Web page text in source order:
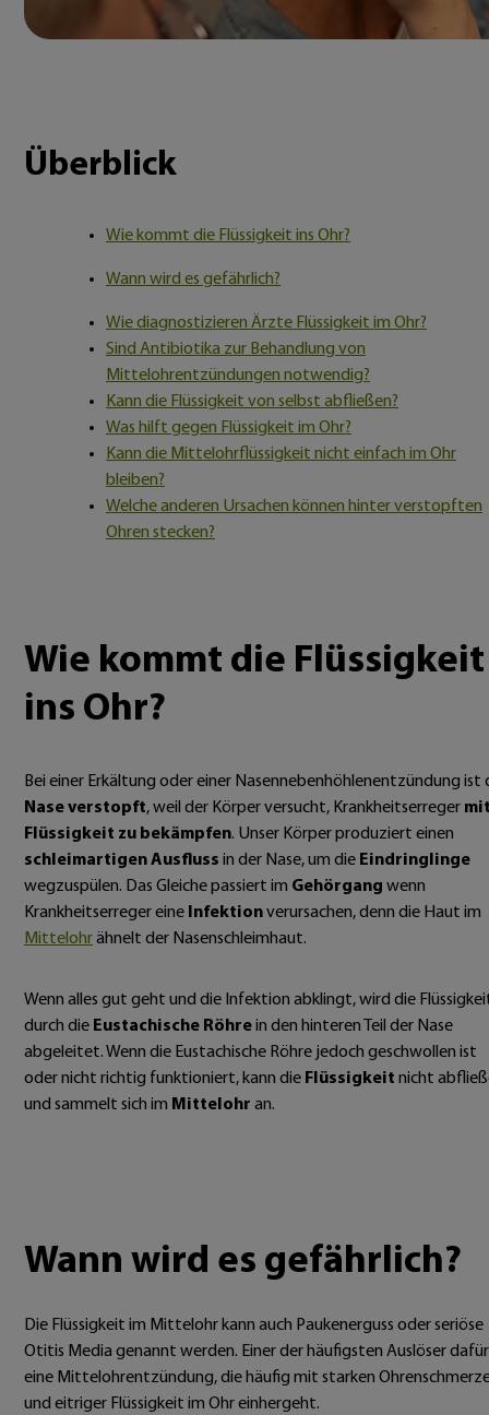
Überblick
Wie kommt die Flüssigkeit ins Ohr?
Wann wird es gefährlich?
Wie diagnostizieren Ärzte Flüssigkeit im Ohr?
Sind Antibiotika zur Behandlung von
Mittelohrentzündungen notwendig?
Kann die Flüssigkeit von selbst abfließen?
Was hilft gegen Flüssigkeit im Ohr?
Kann die Mittelohrflüssigkeit nicht einfach im Ohr
bleiben?
Welche anderen Ursachen können hinter verstopften
Ohren stecken?
Wie kommt die Flüssigkeit
ins Ohr?
Bei einer Erkältung oder einer Nasennebenhöhlenentzündung ist
Nase verstopft, weil der Körper versucht, Krankheitserreger
Flüssigkeit zu bekämpfen. Unser Körper produziert einen
schleimartigen Ausfluss in der Nase, um die Eindringlinge
wegzuspülen. Das Gleiche passiert im Gehörgang wenn
Krankheitserreger eine Infektionverursachen, denn die Haut im
Mittelohrähnelt der Nasenschleimhaut.
Wenn alles gut geht und die Infektion abklingt, wird die
durch die Eustachische Röhrein den hinteren Teil der Nase
abgeleitet. Wenn die Eustachische Röhre jedoch geschwollen ist
oder nicht richtig funktioniert, kann die Flüssigkeit nicht
und sammelt sich im Mittelohr an.
Wann wird es gefährlich?
Die Flüssigkeit im Mittelohr kann auch Paukenerguss oder seriöse
Otitis Media genannt werden. Einer der häufigsten Auslöser
eine Mittelohrentzündung, die häufig mit starken
und eitriger Flüssigkeit im Ohr einhergeht.